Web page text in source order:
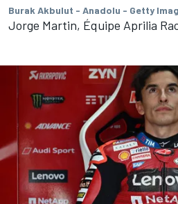
Burak Akbulut - Anadolu - Getty
Jorge Martin, Équipe Aprilia